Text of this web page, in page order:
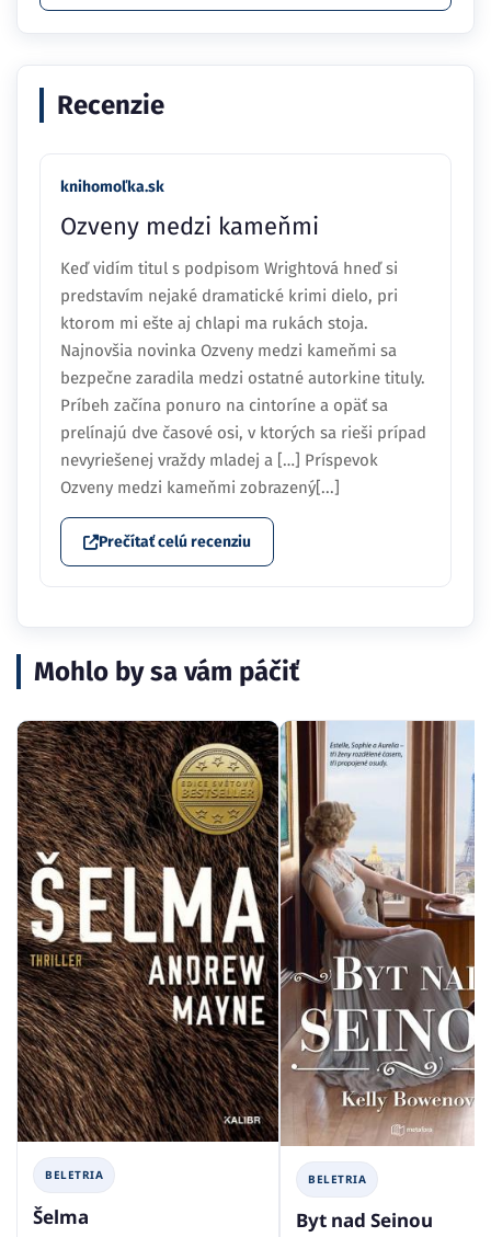
Recenzie
knihomoľka.sk
Ozveny medzi kameňmi
Keď vidím titul s podpisom Wrightová hneď si
predstavím nejaké dramatické krimi dielo, pri
ktorom mi ešte aj chlapi ma rukách stoja.
Najnovšia novinka Ozveny medzi kameňmi sa
bezpečne zaradila medzi ostatné autorkine tituly.
Príbeh začína ponuro na cintoríne a opäť sa
prelínajú dve časové osi, v ktorých sa rieši prípad
nevyriešenej vraždy mladej a […] Príspevok
Ozveny medzi kameňmi zobrazený[...]
Prečítať celú recenziu
Mohlo by sa vám páčiť
BELETRIA
Šelma
BELETRIA
Byt nad Seinou